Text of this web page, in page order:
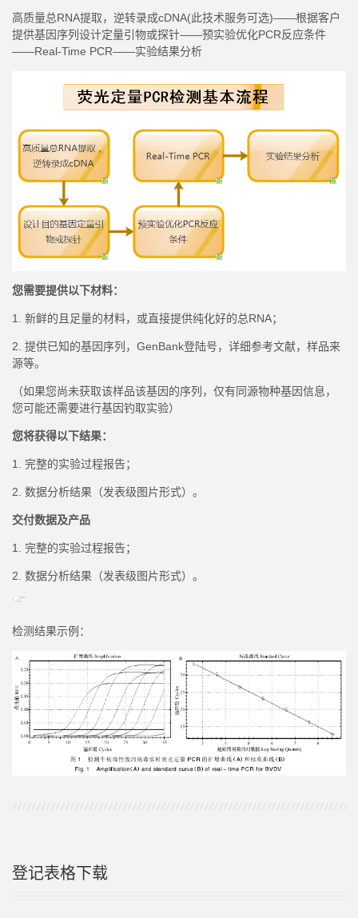
高质量总RNA提取， 逆转录成cDNA(此技术服务可选)——根据客户
提供基因序列设计定量引物或探针——预实验优化PCR反应条件
——Real-Time PCR——实验结果分析
您需要提供以下材料：
1. 新鲜的且足量的材料，或直接提供纯化好的总RNA；
2. 提供已知的基因序列，GenBank登陆号，详细参考文献，样品来
源等。
（如果您尚未获取该样品该基因的序列，仅有同源物种基因信息，
您可能还需要进行基因钓取实验）
您将获得以下结果：
1. 完整的实验过程报告；
2. 数据分析结果（发表级图片形式）。
交付数据及产品
1. 完整的实验过程报告；
2. 数据分析结果（发表级图片形式）。
检测结果示例：
登记表格下载